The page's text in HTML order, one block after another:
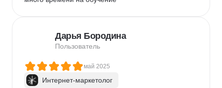
Дарья Бородина
Пользователь
май 2025
Интернет-маркетолог